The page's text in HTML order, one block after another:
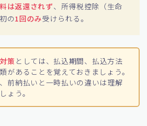
は返還されず、所得税控除（生命
の1回のみ受けられる。
策 としては、払込期間、払込方法
があることを覚えておきましょう。
前納払いと一時払いの違いは理解
ょう。